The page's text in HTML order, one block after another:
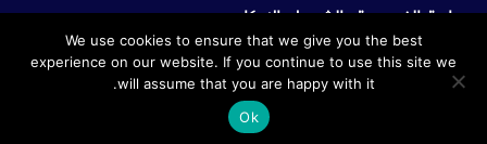
سياسة الخصوصية الشروط والاحكام
جميع الحقوق محفوظة © 2020، نابلكو للأثاث المكتبي.
بدعم من فريق سكوب للتطوير
We use cookies to ensure that we give you the best
experience on our website. If you continue to use this site we
will assume that you are happy with it.
Ok